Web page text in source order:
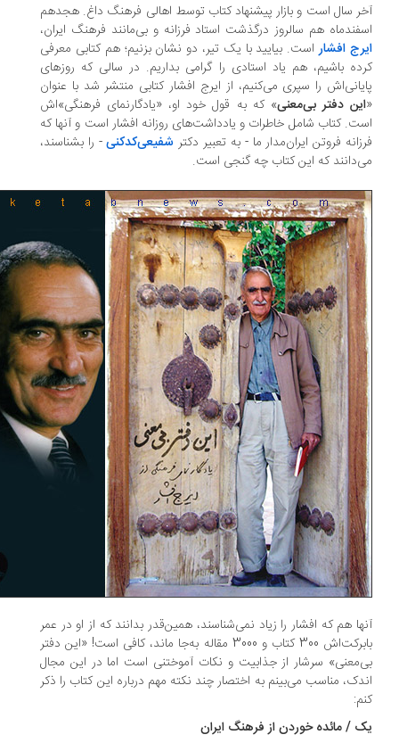
سال است و بازار پیشنهاد کتاب توسط اهالی فرهنگ داغ. هجدهم
هم سالروز درگذشت استاد فرزانه و بی‌مانند فرهنگ ایران،
افشاراست. بیایید با یک تیر، دو نشان بزنیم؛ هم کتابی معرفی
باشیم، هم یاد استادی را گرامی بداریم. در سالی که روزهای
را سپری می‌کنیم، از ایرج افشار کتابی منتشر شد با عنوان
دفتر بی‌معنی» که به قول خود او، «یادگارنمای فرهنگی»اش
کتاب شامل خاطرات و یادداشت‌های روزانه افشار است و آنها که
فروتن ایران‌مدار ما - به تعبیر دکترشفیعی‌کدکنی- را بشناسند،
که این کتاب چه گنجی است.
هم که افشار را زیاد نمی‌شناسند، همین‌قدر بدانند که از او در عمر
بابرکت‌اش 300 کتاب و 3000 مقاله به‌جا ماند، کافی است! «این دفتر
سرشار از جذابیت و نکات آموختنی است اما در این مجال
مناسب می‌بینم به اختصار چند نکته مهم درباره این کتاب را ذکر
/ مائده خوردن از فرهنگ ایران